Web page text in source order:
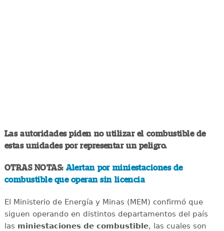
Las autoridades piden no utilizar el combustible de
estas unidades por representar un peligro.
OTRAS NOTAS: Alertan por miniestaciones de
combustible que operan sin licencia
El Ministerio de Energía y Minas (MEM) confirmó que
siguen operando en distintos departamentos del país
las miniestaciones de combustible, las cuales son